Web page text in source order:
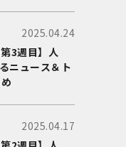
2025.04.24
3週目】人
ニュース＆ト
2025.04.17